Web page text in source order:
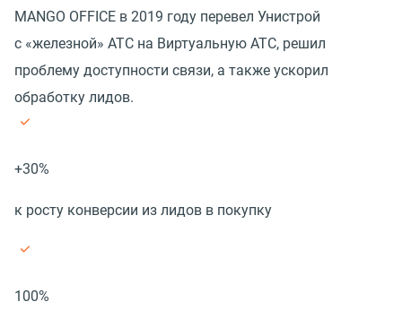
MANGO OFFICE в 2019 году перевел Унистрой
с «железной» АТС на Виртуальную АТС, решил
проблему доступности связи, а также ускорил
обработку лидов.
+30%
к росту конверсии из лидов в покупку
100%